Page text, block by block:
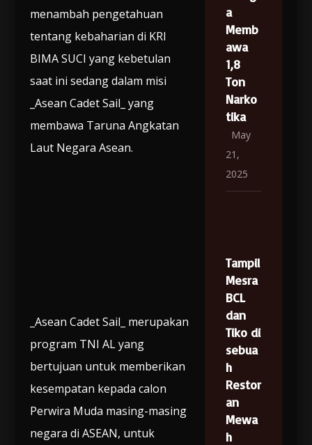
menambah pengetahuan
tentang kebaharian di KRI
BIMA SUCI yang kebetulan
saat ini sedang dalam misi
_Asean Cadet Sail_ yang
membawa Taruna Angkatan
Laut Negara Asean.
_Asean Cadet Sail_ merupakan
program TNI AL yang
bertujuan untuk memberikan
kesempatan kepada calon
Perwira Muda masing-masing
negara di ASEAN, untuk
a
Memb
awa
1,8
Ton
Narko
tika
May
21,
2025
Tampil
Mesra
BCL
dan
Tiko di
sebua
h
Restor
an
Mewa
h